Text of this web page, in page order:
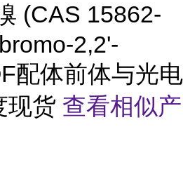
(CAS 15862-
2,2'-
配体前体与光电
现货 查看相似产